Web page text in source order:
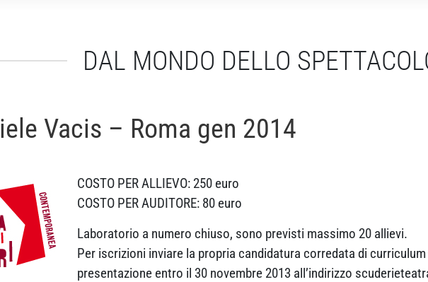
DAL MONDO DELLO
Vacis – Roma gen 2014
COSTO PER ALLIEVO: 250 euro
COSTO PER AUDITORE: 80 euro
Laboratorio a numero chiuso, sono previsti massimo 20 allievi.
Per iscrizioni inviare la propria candidatura corredata di
presentazione entro il 30 novembre 2013 all’indirizzo